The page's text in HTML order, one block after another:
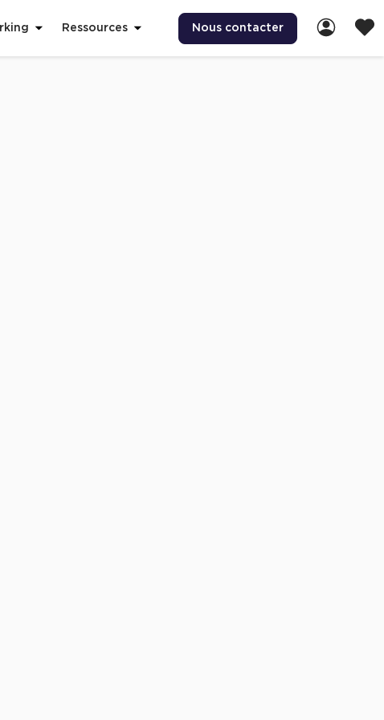
Ressources Nous contacter